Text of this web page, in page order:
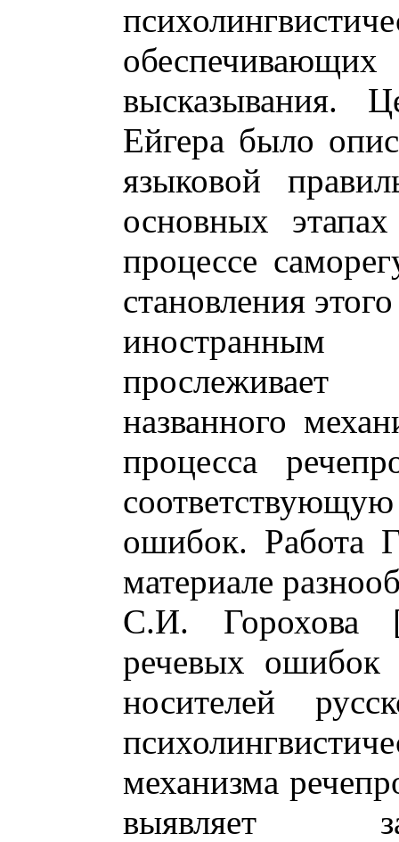
высказывания.
Ейгера было
языковой
основных
процессе
становления
названного
процесса
ошибок. Работа
материале
С.И. Горохова
речевых ошибок
носителей
механизма
выявляет